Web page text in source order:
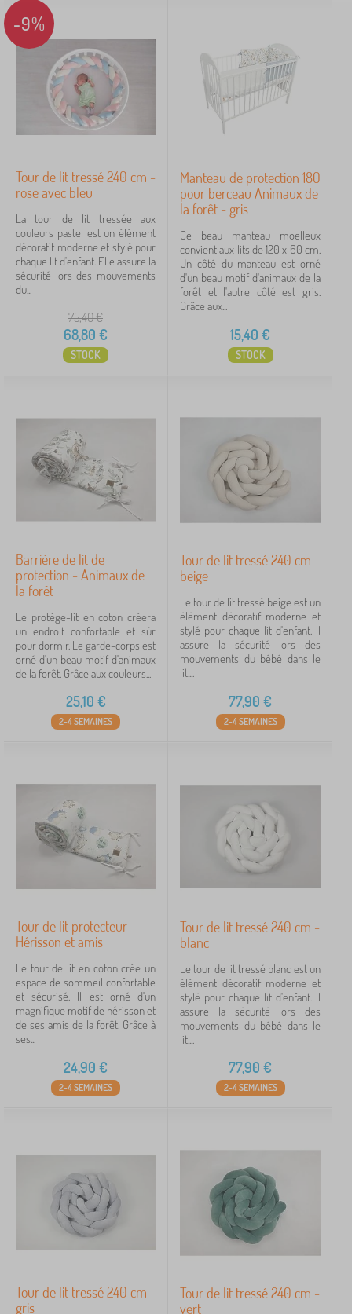
Motive
sans motif
animaux
4
pour fille
Prix
15 €78 €
Rechercher dans les filtres
Disponibilité
Étiquettes
FILTRATION
-9%
Tour de lit tressé 240 cm -
rose avec bleu
La tour de lit tressée aux
couleurs pastel est un élément
décoratif moderne et stylé pour
chaque lit d'enfant. Elle assure la
sécurité lors des mouvements
du...
75,40€
68,80 €
STOCK
Manteau de protection 180
pour berceau Animaux de
la forêt - gris
Ce beau manteau moelleux
convient aux lits de 120 x 60 cm.
Un côté du manteau est orné
d'un beau motif d'animaux de la
forêt et l'autre côté est gris.
Grâce aux...
15,40 €
STOCK
Barrière de lit de
protection - Animaux de
la forêt
Le protège-lit en coton créera
un endroit confortable et sûr
pour dormir. Le garde-corps est
orné d'un beau motif d'animaux
de la forêt. Grâce aux couleurs...
25,10 €
2-4 SEMAINES
Tour de lit tressé 240 cm -
beige
Le tour de lit tressé beige est un
élément décoratif moderne et
stylé pour chaque lit d'enfant. Il
assure la sécurité lors des
mouvements du bébé dans le
lit....
77,90 €
2-4 SEMAINES
Tour de lit protecteur -
Hérisson et amis
Le tour de lit en coton crée un
espace de sommeil confortable
et sécurisé. Il est orné d'un
magnifique motif de hérisson et
de ses amis de la forêt. Grâce à
ses...
24,90 €
2-4 SEMAINES
Tour de lit tressé 240 cm -
blanc
Le tour de lit tressé blanc est un
élément décoratif moderne et
stylé pour chaque lit d'enfant. Il
assure la sécurité lors des
mouvements du bébé dans le
lit....
77,90 €
2-4 SEMAINES
Tour de lit tressé 240 cm -
gris
Tour de lit tressé 240 cm -
vert